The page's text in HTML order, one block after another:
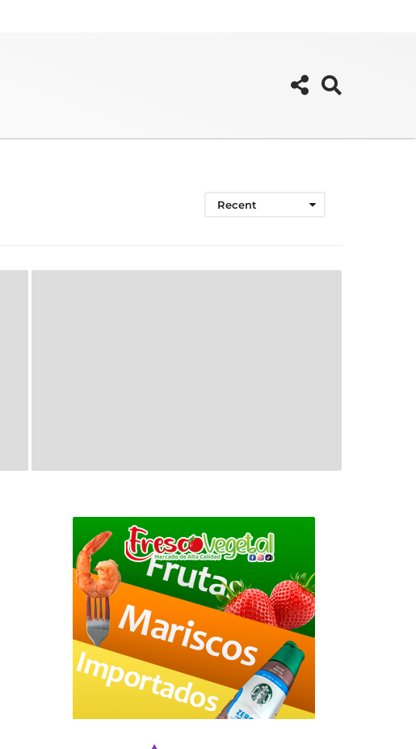
Recent